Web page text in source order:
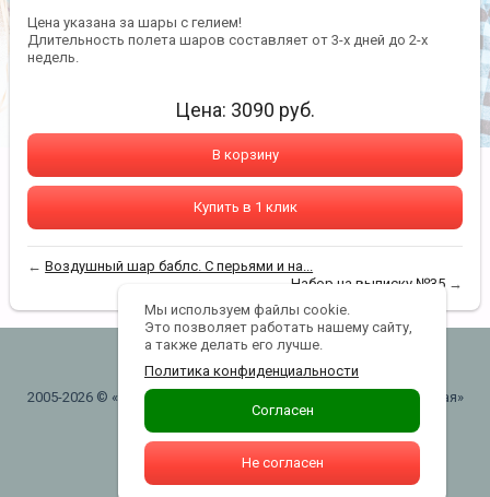
Цена указана за шары с гелием!
Длительность полета шаров составляет от 3-х дней до 2-х
недель.
Цена: 3090 руб.
В корзину
Купить в 1 клик
←Воздушный шар баблс. С перьями и на...
Набор на выписку №35→
lanterns@yandex.ru
2005-2026 © «"ШАРЫВАУ" воздушные шары . Москва. Таганская»
Политика конфиденциальности
+7(916)740-43-43
Мы используем файлы cookie.
Это позволяет работать нашему сайту,
а также делать его лучше.
Политика конфиденциальности
Согласен
Не согласен